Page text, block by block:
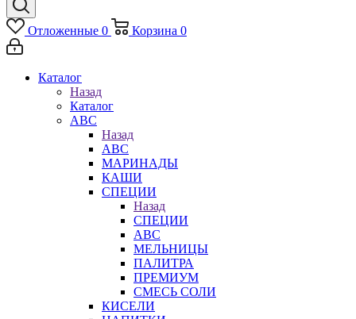
Отложенные 0 Корзина 0
Каталог
Назад
Каталог
АВС
Назад
АВС
МАРИНАДЫ
КАШИ
СПЕЦИИ
Назад
СПЕЦИИ
АВС
МЕЛЬНИЦЫ
ПАЛИТРА
ПРЕМИУМ
СМЕСЬ СОЛИ
КИСЕЛИ